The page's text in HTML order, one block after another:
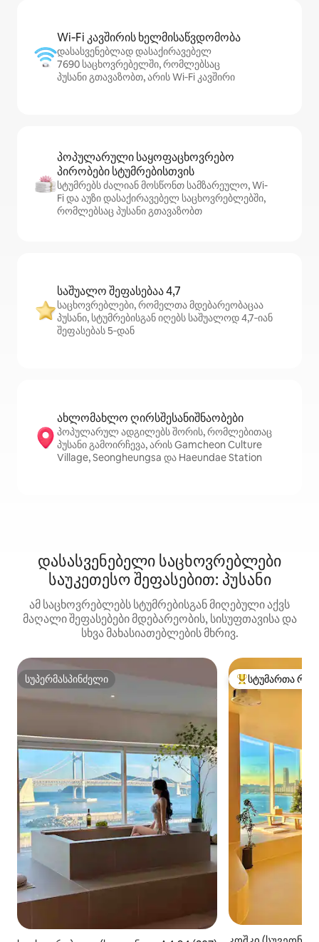
Wi‑Fi კავშირის ხელმისაწვდომობა
დასასვენებლად დასაქირავებელ
7690 საცხოვრებელში, რომლებსაც
პუსანი გთავაზობთ, არის Wi‑Fi კავშირი
პოპულარული საყოფაცხოვრებო
პირობები სტუმრებისთვის
სტუმრებს ძალიან მოსწონთ სამზარეულო, Wi-
Fi და აუზი დასაქირავებელ საცხოვრებლებში,
რომლებსაც პუსანი გთავაზობთ
საშუალო შეფასებაა 4,7
საცხოვრებლები, რომელთა მდებარეობაცაა
პუსანი, სტუმრებისგან იღებს საშუალოდ 4,7‑იან
შეფასებას 5‑დან
ახლომახლო ღირსშესანიშნაობები
პოპულარულ ადგილებს შორის, რომლებითაც
პუსანი გამოირჩევა, არის Gamcheon Culture
Village, Seongheungsa და Haeundae Station
დასასვენებელი საცხოვრებლები
საუკეთესო შეფასებით: პუსანი
ამ საცხოვრებლებს სტუმრებისგან მიღებული აქვს
მაღალი შეფასებები მდებარეობის, სისუფთავისა და
სხვა მახასიათებლების მხრივ.
სუპერმასპინძელი
სუპერმასპინძელი სტუმართა
სტუმართა